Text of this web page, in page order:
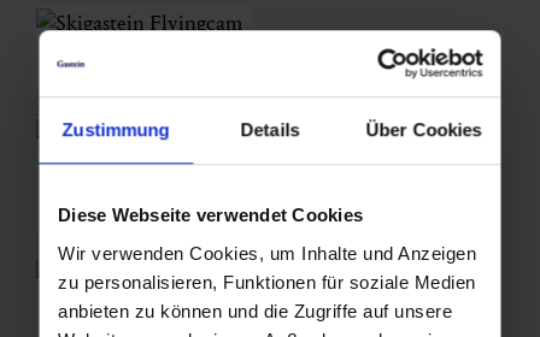
Zustimmung Details Über Cookies
Diese Webseite verwendet Cookies
Wir verwenden Cookies, um Inhalte und Anzeigen
zu personalisieren, Funktionen für soziale Medien
anbieten zu können und die Zugriffe auf unsere
Skigastein Flyingcam
2.233m
Link zur Stubnerkogel Webcam
Graukogel Bergstation